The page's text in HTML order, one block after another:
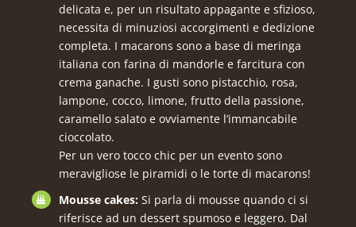
delicata e, per un risultato appagante e sfizioso,
necessita di minuziosi accorgimenti e dedizione
completa. I macarons sono a base di meringa
italiana con farina di mandorle e farcitura con
crema ganache. I gusti sono pistacchio, rosa,
lampone, cocco, limone, frutto della passione,
caramello salato e ovviamente l’immancabile
cioccolato.
Per un vero tocco chic per un evento sono
meravigliose le piramidi o le torte di macarons!
Mousse cakes:Si parla di mousse quando ci si
riferisce ad un dessert spumoso e leggero. Dal